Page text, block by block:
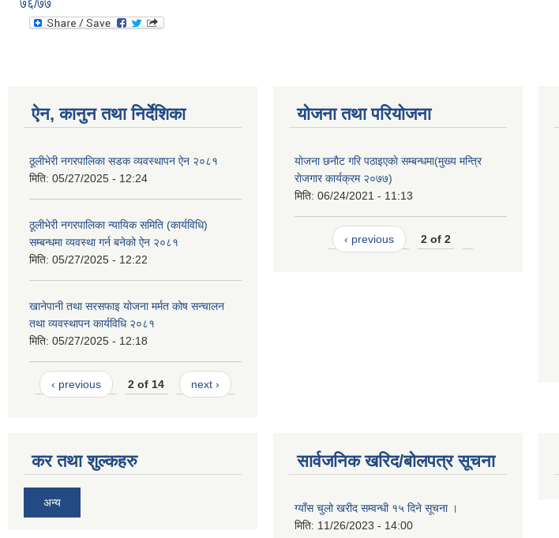
७६/७७
ऐन, कानुन तथा निर्देशिका
ठूलीभेरी नगरपालिका सडक व्यवस्थापन ऐन २०८१
मिति: 05/27/2025 - 12:24
ठूलीभेरी नगरपालिका न्यायिक समिति (कार्यविधि)
सम्बन्धमा व्यवस्था गर्न बनेको ऐन २०८१
मिति: 05/27/2025 - 12:22
खानेपानी तथा सरसफाइ योजना मर्मत कोष सन्चालन
तथा व्यवस्थापन कार्यविधि २०८१
मिति: 05/27/2025 - 12:18
‹ previous 2 of 14 next ›
योजना तथा परियोजना
याेजना छनाैट गरि पठाइएकाे सम्बन्धमा(मुख्य मन्त्रि
राेजगार कार्यक्रम २०७७)
मिति: 06/24/2021 - 11:13
‹ previous 2 of 2
कर तथा शुल्कहरु
अन्य
सार्वजनिक खरिद/बोलपत्र सूचना
ग्याँस चुलो खरीद सम्वन्धी १५ दिने सूचना ।
मिति: 11/26/2023 - 14:00